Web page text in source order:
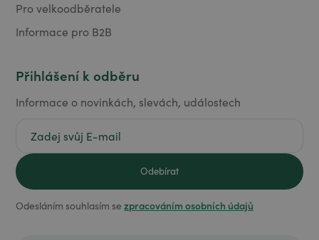
Pro velkoodběratele
Informace pro B2B
Přihlášení k odběru
Informace o novinkách, slevách, událostech
Odesláním souhlasím sezpracováním osobních údajů